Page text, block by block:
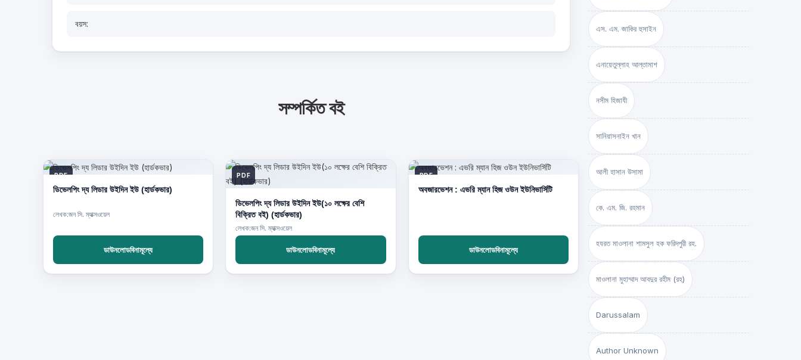
বয়স:
সম্পর্কিত বই
PDF
ডিভেলপিং দ্য লিডার উইদিন ইউ (হার্ডকভার)
লেখক:জন সি. ম্যাক্সওয়েল
ডাউনলোডবিনামূল্যে
PDF
ডিভেলপিং দ্য লিডার উইদিন ইউ(১০ লক্ষের বেশি
বিক্রিত বই) (হার্ডকভার)
লেখক:জন সি. ম্যাক্সওয়েল
ডাউনলোডবিনামূল্যে
PDF
অবজারভেশন : এভরি ম্যান হিজ ওউন ইউনিভার্সিটি
ডাউনলোডবিনামূল্যে
এস. এম. জাকির হুসাইন
এনায়েতুল্লাহ আল্‌তামাশ
নসীম হিজাযী
সানিয়াসনাইন খান
আলী হাসান উসামা
কে. এম. জি. রহমান
হযরত মাওলানা শামসুল হক ফরিদপুরী রহ.
মাওলানা মুহাম্মাদ আবদুর রহীম (রহ)
Darussalam
Author Unknown